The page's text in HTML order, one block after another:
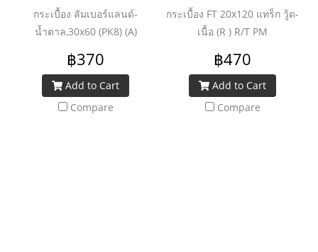
กระเบื้อง ลัมเบอร์แลนด์-
น้ำตาล,30x60 (PK8) (A)
฿370
Add to Cart
Compare
กระเบื้อง FT 20x120 แทร็ก วู้ด-
เนื้อ (R ) R/T PM
฿470
Add to Cart
Compare